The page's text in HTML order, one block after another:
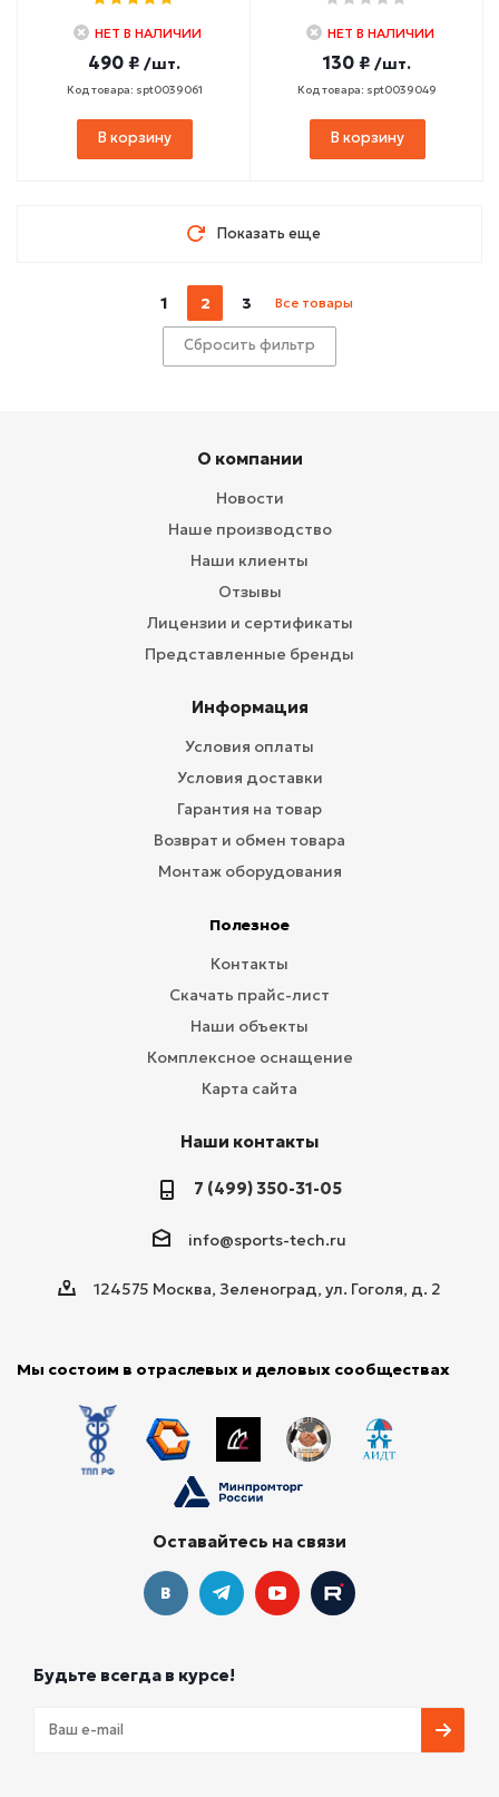
НЕТ В НАЛИЧИИ
490 ₽ /шт.
Код товара: spt0039061
В корзину
НЕТ В НАЛИЧИИ
130 ₽ /шт.
Код товара: spt0039049
В корзину
Показать еще
1 2 3 Все товары
Сбросить фильтр
О компании
Новости
Наше производство
Наши клиенты
Отзывы
Лицензии и сертификаты
Представленные бренды
Информация
Условия оплаты
Условия доставки
Гарантия на товар
Возврат и обмен товара
Монтаж оборудования
Полезное
Контакты
Скачать прайс-лист
Наши объекты
Комплексное оснащение
Карта сайта
Наши контакты
7 (499) 350-31-05
info@sports-tech.ru
124575 Москва, Зеленоград, ул. Гоголя, д. 2
Мы состоим в отраслевых и деловых сообществах
Оставайтесь на связи
Будьте всегда в курсе!